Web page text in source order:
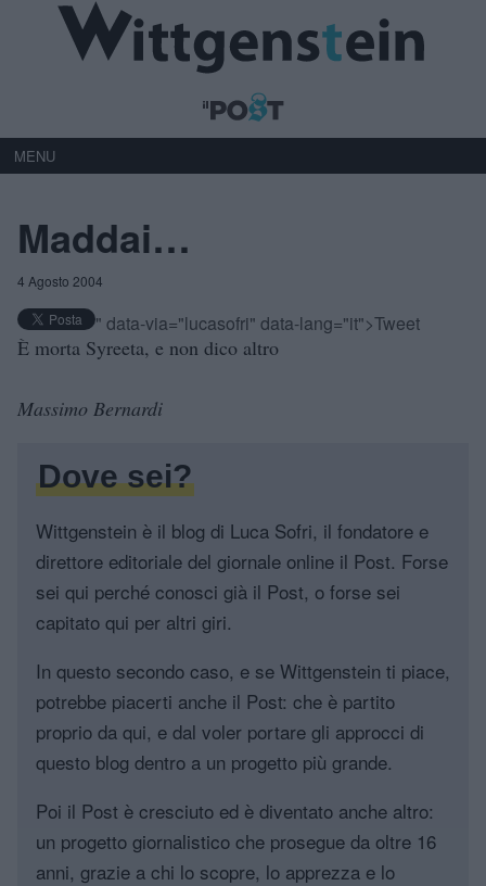
MENU
Maddai…
4 Agosto 2004
" data-via="lucasofri" data-lang="it">Tweet
È morta Syreeta, e non dico altro
Massimo Bernardi
Dove sei?
Wittgenstein è il blog di Luca Sofri, il fondatore e
direttore editoriale del giornale online il Post. Forse
sei qui perché conosci già il Post, o forse sei
capitato qui per altri giri.
In questo secondo caso, e se Wittgenstein ti piace,
potrebbe piacerti anche il Post: che è partito
proprio da qui, e dal voler portare gli approcci di
questo blog dentro a un progetto più grande.
Poi il Post è cresciuto ed è diventato anche altro:
un progetto giornalistico che prosegue da oltre 16
anni, grazie a chi lo scopre, lo apprezza e lo